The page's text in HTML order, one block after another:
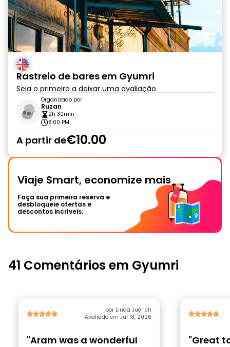
Rastreio de bares em Gyumri
Seja o primeiro a deixar uma avaliação
Organizado por
Ruzan
2h 30min
8:00 PM
A partir de€10.00
Viaje Smart, economize mais
Faça sua primeira reserva e
desbloqueie ofertas e
descontos incríveis.
41 Comentários em Gyumri
por Linda Juerich
Avaliado em Jul 18, 2026
"Aram was a wonderful
"Great